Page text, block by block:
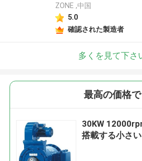
ZONE ,中国
5.0
確認された製造者
多くを見て下さ
最高の価格で
30KW
搭載する小さ